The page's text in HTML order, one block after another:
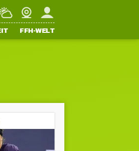
WetterWebcamMein FFH
FFH-WELT